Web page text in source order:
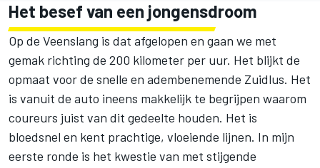
Het besef van een jongensdroom
Op de Veenslang is dat afgelopen en gaan we met
gemak richting de 200 kilometer per uur. Het blijkt de
opmaat voor de snelle en adembenemende Zuidlus. Het
is vanuit de auto ineens makkelijk te begrijpen waarom
coureurs juist van dit gedeelte houden. Het is
bloedsnel en kent prachtige, vloeiende lijnen. In mijn
eerste ronde is het kwestie van met stijgende